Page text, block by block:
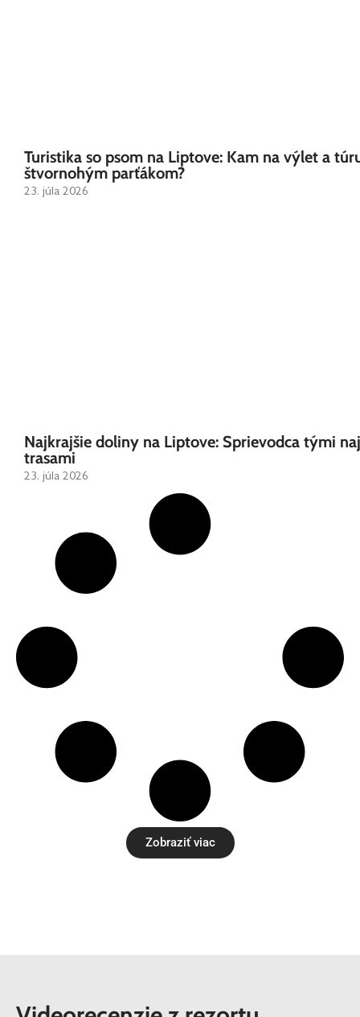
Turistika so psom na Liptove: Kam na výlet a
štvornohým parťákom?
23. júla 2026
Najkrajšie doliny na Liptove: Sprievodca tými
trasami
23. júla 2026
Zobraziť viac